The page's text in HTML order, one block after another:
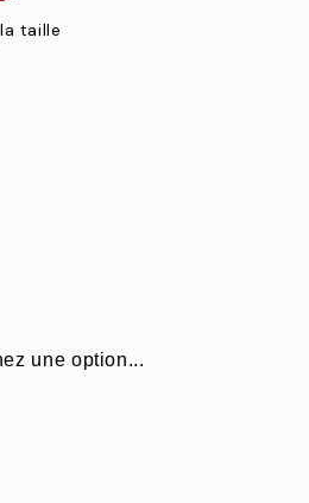
taille
une option...